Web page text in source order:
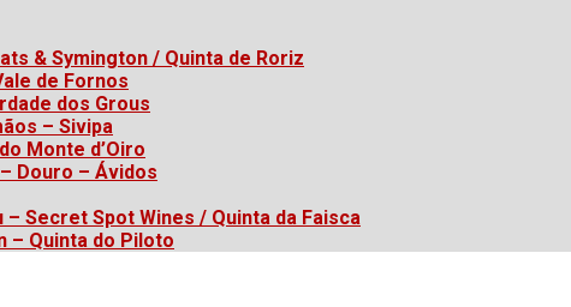
& Symington / Quinta de Roriz
de Fornos
dos Grous
– Sivipa
Monte d’Oiro
Douro – Ávidos
Secret Spot Wines / Quinta da Faisca
– Quinta do Piloto